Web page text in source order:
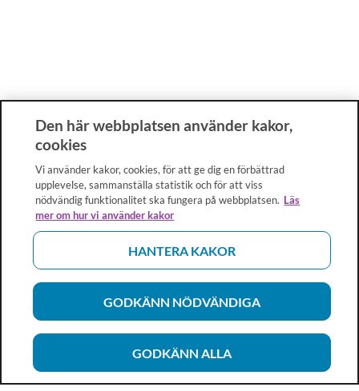
Den här webbplatsen använder kakor,
cookies
Vi använder kakor, cookies, för att ge dig en förbättrad
upplevelse, sammanställa statistik och för att viss
nödvändig funktionalitet ska fungera på webbplatsen. Läs
mer om hur vi använder kakor
HANTERA KAKOR
GODKÄNN NÖDVÄNDIGA
GODKÄNN ALLA